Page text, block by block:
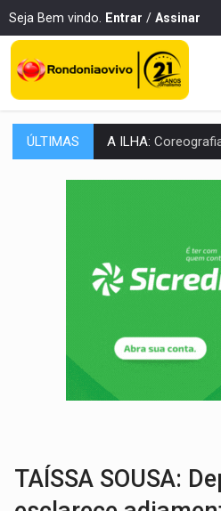
Seja Bem vindo. Entrar / Assinar
ÚLTIMAS ELEIÇÕES 2026:Sgt.
JUDICIÁRIO:Sinjur
Polícia
EMOCIONE:
JUSTIÇA:Comarca
ADAILTON FÚRIA:
TAÍSSA SOUSA: